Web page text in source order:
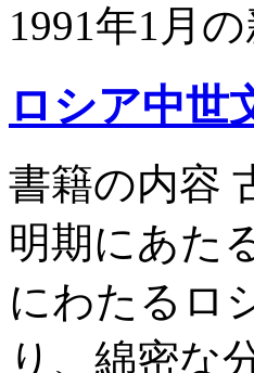
1991年1月の
ロシア中世
書籍の内容
明期にあた
にわたるロ
り、綿密な